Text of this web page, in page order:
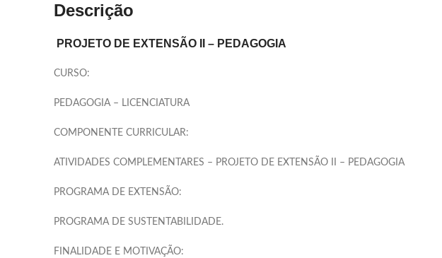
Descrição
PROJETO DE EXTENSÃO II – PEDAGOGIA
CURSO:
PEDAGOGIA – LICENCIATURA
COMPONENTE CURRICULAR:
ATIVIDADES COMPLEMENTARES – PROJETO DE EXTENSÃO II – PEDAGOGIA
PROGRAMA DE EXTENSÃO:
PROGRAMA DE SUSTENTABILIDADE.
FINALIDADE E MOTIVAÇÃO: